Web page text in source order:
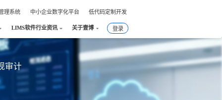
理系统 中小企业数字化平台 低代码定制开发
LIMS软件行业资讯 关于壹博 登录
审计